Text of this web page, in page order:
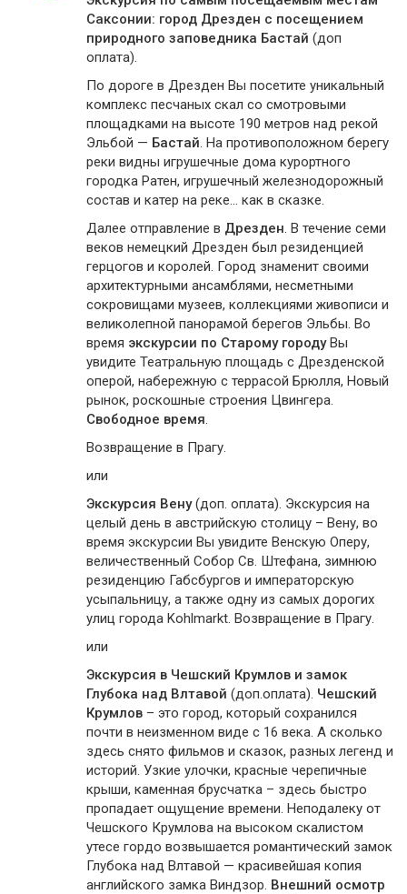
Саксонии: город Дрезден с посещением
природного заповедника Бастай (доп
оплата).
По дороге в Дрезден Вы посетите уникальный
комплекс песчаных скал со смотровыми
площадками на высоте 190 метров над рекой
Эльбой — Бастай. На противоположном берегу
реки видны игрушечные дома курортного
городка Ратен, игрушечный железнодорожный
состав и катер на реке… как в сказке.
Далее отправление в Дрезден. В течение семи
веков немецкий Дрезден был резиденцией
герцогов и королей. Город знаменит своими
архитектурными ансамблями, несметными
сокровищами музеев, коллекциями живописи и
великолепной панорамой берегов Эльбы. Во
время экскурсии по Старому городуВы
увидите Театральную площадь с Дрезденской
оперой, набережную с террасой Брюлля, Новый
рынок, роскошные строения Цвингера.
Свободное время.
Возвращение в Прагу.
или
Экскурсия Вену(доп. оплата). Экскурсия на
целый день в австрийскую столицу – Вену, во
время экскурсии Вы увидите Венскую Оперу,
величественный Собор Св. Штефана, зимнюю
резиденцию Габсбургов и императорскую
усыпальницу, а также одну из самых дорогих
улиц города Kohlmarkt. Возвращение в Прагу.
или
Экскурсия в Чешский Крумлов и замок
Глубока над Влтавой (доп.оплата). Чешский
Крумлов – это город, который сохранился
почти в неизменном виде с 16 века. А сколько
здесь снято фильмов и сказок, разных легенд и
историй. Узкие улочки, красные черепичные
крыши, каменная брусчатка – здесь быстро
пропадает ощущение времени. Неподалеку от
Чешского Крумлова на высоком скалистом
утесе гордо возвышается романтический замок
Глубока над Влтавой — красивейшая копия
английского замка Виндзор. Внешний осмотр